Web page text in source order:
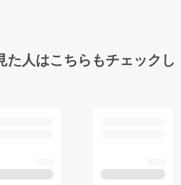
た人はこちらもチェックし